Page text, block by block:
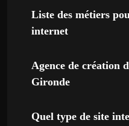
Liste des métiers
internet
Agence de création
Gironde
Quel type de site